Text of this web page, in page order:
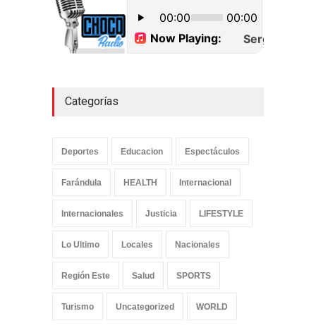
Uncategorized
septiembre 17, 2022
Categorías
Deportes Educacion Espectáculos
Farándula HEALTH Internacional
Internacionales Justicia LIFESTYLE
Lo Ultimo Locales Nacionales
Región Este Salud SPORTS
Turismo Uncategorized WORLD